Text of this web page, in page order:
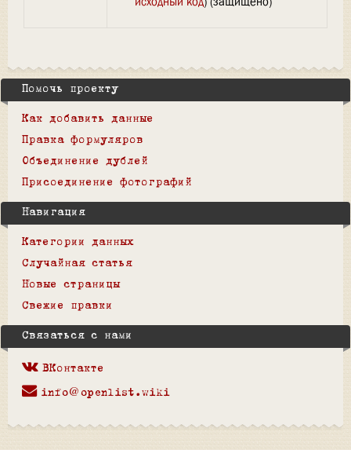
Помочь проекту
Как добавить данные
Правка формуляров
Объединение дублей
Присоединение фотографий
Навигация
Категории данных
Случайная статья
Новые страницы
Свежие правки
Связаться с нами
ВКонтакте
info@openlist.wiki